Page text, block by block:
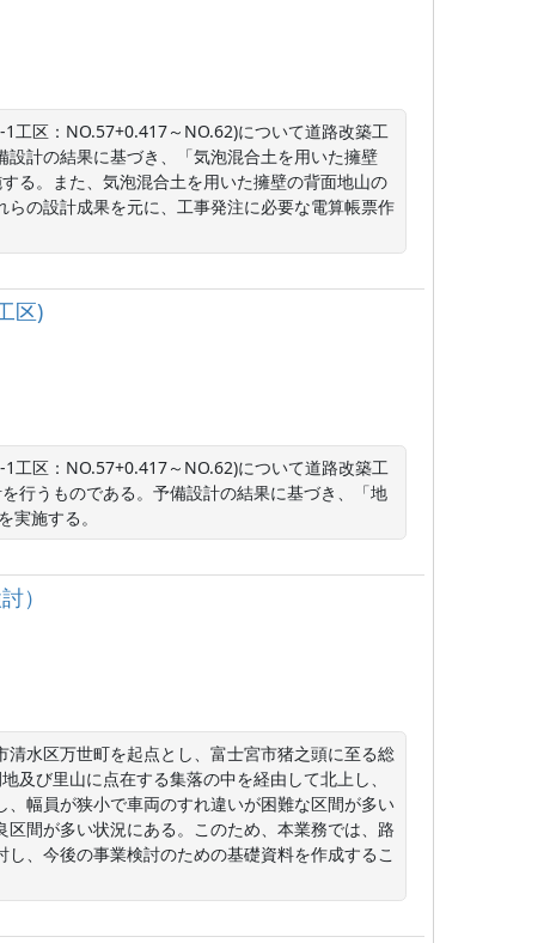
工区：NO.57+0.417～NO.62)について道路改築工
計の結果に基づき、「気泡混合土を用いた擁壁
る。また、気泡混合土を用いた擁壁の背面地山の
の設計成果を元に、工事発注に必要な電算帳票作
区)
工区：NO.57+0.417～NO.62)について道路改築工
行うものである。予備設計の結果に基づき、「地
実施する。
）
清水区万世町を起点とし、富士宮市猪之頭に至る総
び里山に点在する集落の中を経由して北上し、
幅員が狭小で車両のすれ違いが困難な区間が多い
間が多い状況にある。このため、本業務では、路
、今後の事業検討のための基礎資料を作成するこ